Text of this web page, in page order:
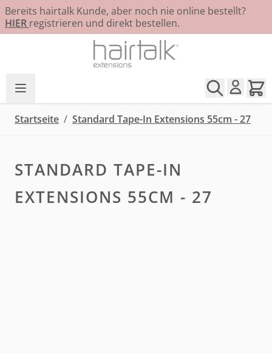
Bereits hairtalk Kunde, aber noch nie online bestellt?
HIER registrieren und direkt bestellen.
Startseite / Standard Tape-In Extensions 55cm - 27
STANDARD TAPE-IN
EXTENSIONS 55CM - 27